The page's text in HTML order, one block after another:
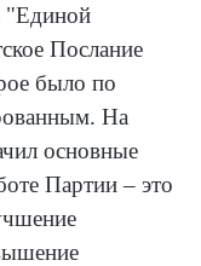
"Единой
Послание
было по
На
основные
Партии – это